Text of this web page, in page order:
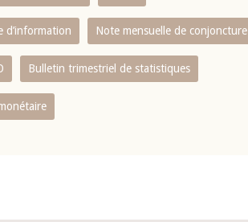
d’information Note mensuelle de conjoncture
Bulletin trimestriel de statistiques